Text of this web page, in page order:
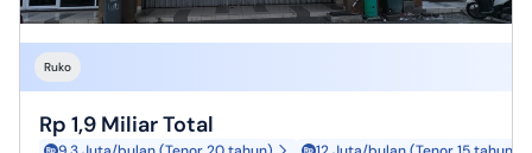
Ruko
Rp 1,9 Miliar Total